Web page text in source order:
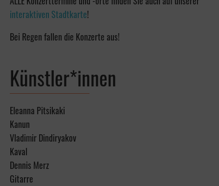
interaktiven Stadtkarte!
Bei Regen fallen die Konzerte aus!
Künstler*innen
Eleanna Pitsikaki
Kanun
Vladimir Dindiryakov
Kaval
Dennis Merz
Gitarre